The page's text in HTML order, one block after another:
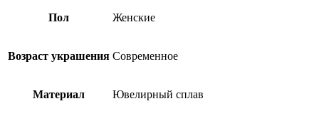
Пол Женские
Возраст украшения Современное
Материал Ювелирный сплав